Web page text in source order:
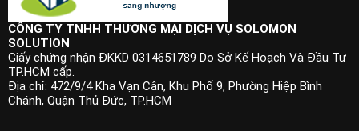
CÔNG TY TNHH THƯƠNG MẠI DỊCH VỤ SOLOMON
SOLUTION
Giấy chứng nhận ĐKKD 0314651789 Do Sở Kế Hoạch Và Đầu Tư
TP.HCM cấp.
Địa chỉ: 472/9/4 Kha Vạn Cân, Khu Phố 9, Phường Hiệp Bình
Chánh, Quận Thủ Đức, TP.HCM